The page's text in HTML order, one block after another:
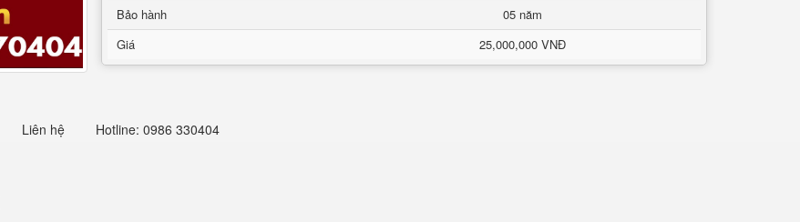
Bảo hành
05 năm
Giá
25,000,000 VNĐ
Liên hệ Hotline: 0986 330404